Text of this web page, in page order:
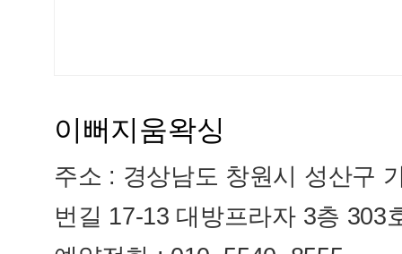
이뻐지움왁싱
주소 : 경상남도 창원시 성산구
번길 17-13 대방프라자 3층 303